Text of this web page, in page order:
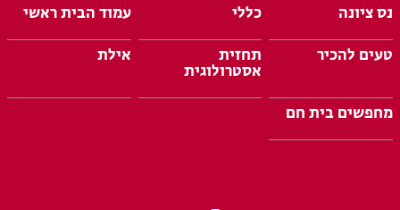
נס ציונה
כללי
עמוד הבית ראשי
טעים להכיר
תחזית
אסטרולוגית
אילת
מחפשים בית חם